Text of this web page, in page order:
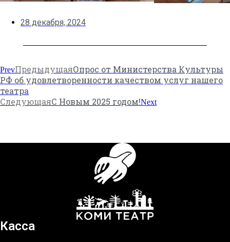
28 декабря, 2024
PrevПредыдущаяОпрос от Министерства Культуры
РФ об удовлетворенности качеством услуг нашего
театра
СледующаяС Новым 2025 годом!Next
Касса